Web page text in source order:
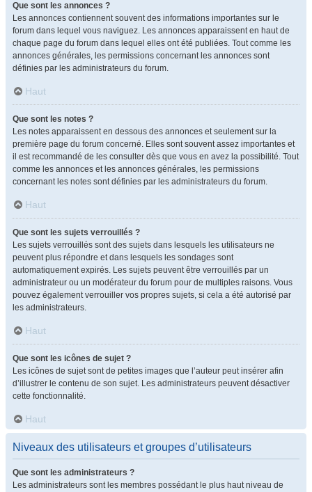
Que sont les annonces ?
Les annonces contiennent souvent des informations importantes sur le
forum dans lequel vous naviguez. Les annonces apparaissent en haut de
chaque page du forum dans lequel elles ont été publiées. Tout comme les
annonces générales, les permissions concernant les annonces sont
définies par les administrateurs du forum.
Haut
Que sont les notes ?
Les notes apparaissent en dessous des annonces et seulement sur la
première page du forum concerné. Elles sont souvent assez importantes et
il est recommandé de les consulter dès que vous en avez la possibilité. Tout
comme les annonces et les annonces générales, les permissions
concernant les notes sont définies par les administrateurs du forum.
Haut
Que sont les sujets verrouillés ?
Les sujets verrouillés sont des sujets dans lesquels les utilisateurs ne
peuvent plus répondre et dans lesquels les sondages sont
automatiquement expirés. Les sujets peuvent être verrouillés par un
administrateur ou un modérateur du forum pour de multiples raisons. Vous
pouvez également verrouiller vos propres sujets, si cela a été autorisé par
les administrateurs.
Haut
Que sont les icônes de sujet ?
Les icônes de sujet sont de petites images que l’auteur peut insérer afin
d’illustrer le contenu de son sujet. Les administrateurs peuvent désactiver
cette fonctionnalité.
Haut
Niveaux des utilisateurs et groupes d’utilisateurs
Que sont les administrateurs ?
Les administrateurs sont les membres possédant le plus haut niveau de